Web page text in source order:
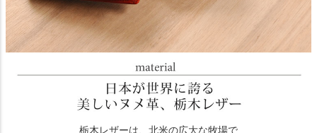
栃木レザーは、北米の広大な牧場で